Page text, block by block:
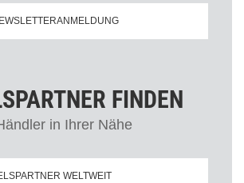
FINDEN
in Ihrer Nähe
WELTWEIT